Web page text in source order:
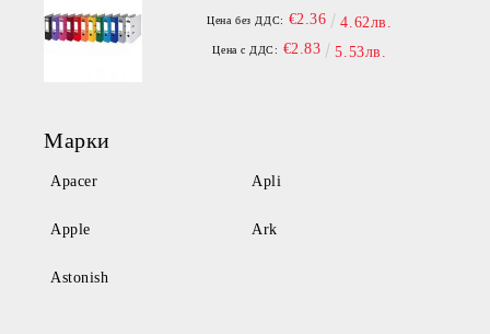
Цена без ДДС: €2.36 4.62лв.
Цена с ДДС: €2.83 5.53лв.
Марки
Apacer Apli
Apple Ark
Astonish